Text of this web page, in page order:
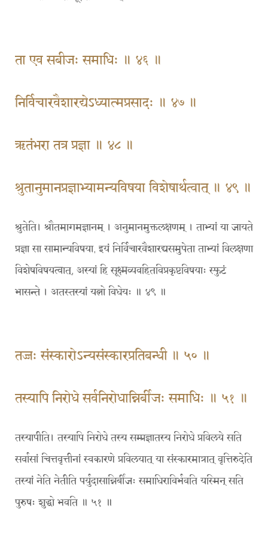
ता एव सबीजः समाधिः ॥ ४६ ॥
निर्विचारवैशारद्येऽध्यात्मप्रसादः ॥ ४७ ॥
ऋतंभरा तत्र प्रज्ञा ॥ ४८ ॥
श्रुतानुमानप्रज्ञाभ्यामन्यविषया विशेषार्थत्वात् ॥ ४९ ॥
श्रुतेति। श्रौतमागमज्ञानम् । अनुमानमुक्तलक्षणम् । ताभ्यां या जायते
प्रज्ञा सा सामान्यविषया, इयं निर्विचारवैशारद्यसमुपेता ताभ्यां विलक्षणा
विशेषविषयत्वात्, अस्यां हि सूक्ष्मव्यवहितविप्रकृष्टविषयाः स्फुटं
भासन्ते । अतस्तस्यां यत्नो विधेयः ॥ ४९ ॥
तज्जः संस्कारोऽन्यसंस्कारप्रतिबन्धी ॥ ५० ॥
तस्यापि निरोधे सर्वनिरोधान्निर्बीजः समाधिः ॥ ५१ ॥
तस्यापीति। तस्यापि निरोधे तस्य सम्प्रज्ञातस्य निरोधे प्रविलये सति
सर्वासां चित्तवृत्तीनां स्वकारणे प्रविलयात् या संस्कारमात्रात् वृत्तिरुदेति
तस्यां नेति नेतीति पर्युदासान्निर्बीजः समाधिराविर्भवति यस्मिन् सति
पुरुषः शुद्धो भवति ॥ ५१ ॥